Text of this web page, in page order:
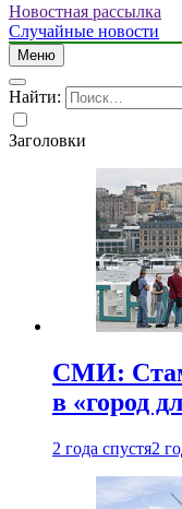
Новостная рассылка
Случайные новости
Меню
Найти:
Заголовки
СМИ:
в «город
2 года спустя2